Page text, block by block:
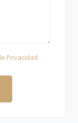
Privacidad